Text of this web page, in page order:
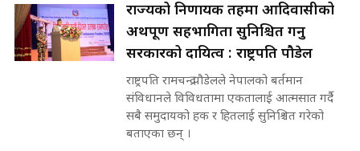
अदालतको गुनासो अब सिधै सर्वोच्चमा
|| Court Grievances Directly to
the Supreme Court ||
SIDHAKURA
मोबिलिटीमा महिलाको पहुँच विस्तार गर्दै
इनड्राइभ || SIDHAKURA ||
पोप्पोको पासोः कमाउने लोभमा घरबार नै
उठिबास | The Dark Side of
'Poppo Live'-SIDHAKURA
INVESTIGATION
मन्त्री आउने बित्तिकै सुरु भएको थियो
राज्यको निर्णायक तहमा आदिवासीको
अर्थपूर्ण सहभागिता सुनिश्चित गर्नु
सरकारको दायित्व : राष्ट्रपति पौडेल
राष्ट्रपति रामचन्द्र पौडेलले नेपालको बर्तमान
संविधानले विविधतामा एकतालाई आत्मसात गर्दै
सबै समुदायको हक र हितलाई सुनिश्चित गरेको
बताएका छन् ।